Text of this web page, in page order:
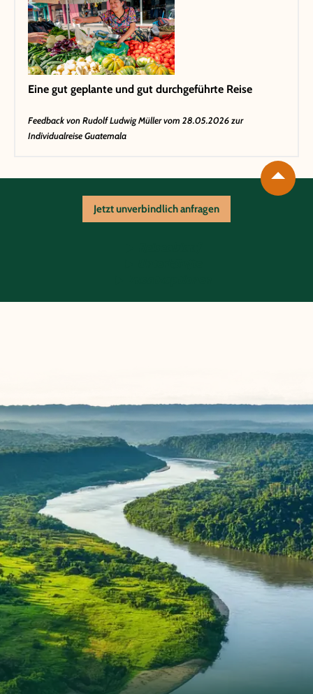
Eine gut geplante und gut durchgeführte Reise
Feedback vonRudolf Ludwig Müllervom 28.05.2026 zur
Individualreise Guatemala
Jetzt unverbindlich anfragen